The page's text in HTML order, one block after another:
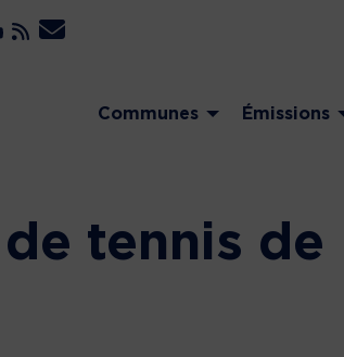
Communes Émissions
tennis de